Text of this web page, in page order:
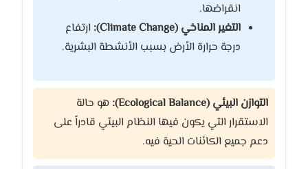
انقراضها.
التغير المناخي (Climate Change):
ارتفاع
درجة حرارة الأرض بسبب الأنشطة البشرية.
التوازن البيئي (Ecological Balance):
هو حالة
الاستقرار التي يكون فيها النظام البيئي قادراً على
دعم جميع الكائنات الحية فيه.